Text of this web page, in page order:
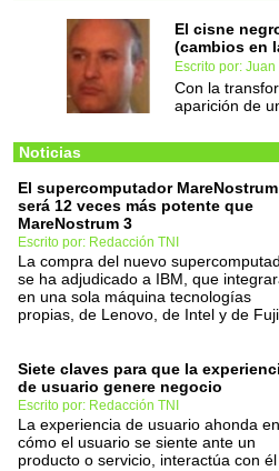
El cisne
(cambios en
Escrito por:
Con la
aparición de
Noticias
El supercomputador
será 12 veces más potente que
MareNostrum 3
Escrito por: Redacción TNI
La compra del nuevo
se ha adjudicado a IBM, que
en una sola máquina tecnologías
propias, de Lenovo, de Intel y de
Siete claves para que la
de usuario genere negocio
Escrito por: Redacción TNI
La experiencia de usuario ahonda en
cómo el usuario se siente ante un
producto o servicio, interactúa con